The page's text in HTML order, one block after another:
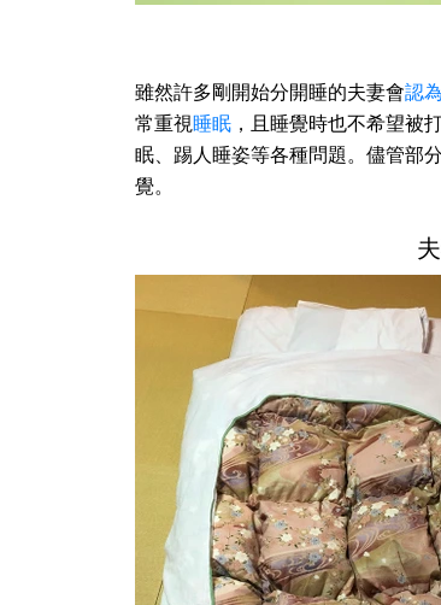
雖然許多剛開始分開睡的夫妻會認為
常重視睡眠 ，且睡覺時也不希望被
眠、踢人睡姿等各種問題。儘管部
覺。